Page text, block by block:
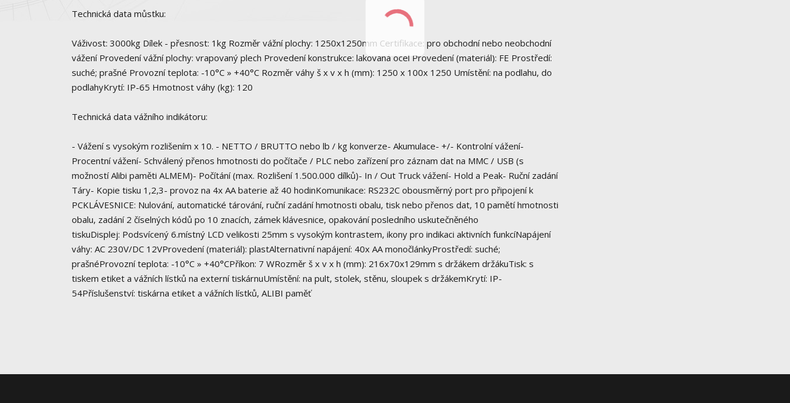
Technická data můstku:
Váživost: 3000kg Dílek - přesnost: 1kg Rozměr vážní plochy: 1250x1250mm Certifikace: pro obchodní nebo neobchodní
vážení Provedení vážní plochy: vrapovaný plech Provedení konstrukce: lakovaná ocel Provedení (materiál): FE Prostředí:
suché; prašné Provozní teplota: -10°C » +40°C Rozměr váhy š x v x h (mm): 1250 x 100x 1250 Umístění: na podlahu, do
podlahyKrytí: IP-65 Hmotnost váhy (kg): 120
Technická data vážního indikátoru:
- Vážení s vysokým rozlišením x 10. - NETTO / BRUTTO nebo lb / kg konverze- Akumulace- +/- Kontrolní vážení-
Procentní vážení- Schválený přenos hmotnosti do počítače / PLC nebo zařízení pro záznam dat na MMC / USB (s
možností Alibi paměti ALMEM)- Počítání (max. Rozlišení 1.500.000 dílků)- In / Out Truck vážení- Hold a Peak- Ruční zadání
Táry- Kopie tisku 1,2,3- provoz na 4x AA baterie až 40 hodinKomunikace: RS232C obousměrný port pro připojení k
PCKLÁVESNICE: Nulování, automatické tárování, ruční zadání hmotnosti obalu, tisk nebo přenos dat, 10 pamětí hmotnosti
obalu, zadání 2 číselných kódů po 10 znacích, zámek klávesnice, opakování posledního uskutečněného
tiskuDisplej: Podsvícený 6.místný LCD velikosti 25mm s vysokým kontrastem, ikony pro indikaci aktivních funkcíNapájení
váhy: AC 230V/DC 12VProvedení (materiál): plastAlternativní napájení: 40x AA monočlánkyProstředí: suché;
prašnéProvozní teplota: -10°C » +40°CPříkon: 7 WRozměr š x v x h (mm): 216x70x129mm s držákem držákuTisk: s
tiskem etiket a vážních lístků na externí tiskárnuUmístění: na pult, stolek, stěnu, sloupek s držákemKrytí: IP-
54Příslušenství: tiskárna etiket a vážních lístků, ALIBI paměť